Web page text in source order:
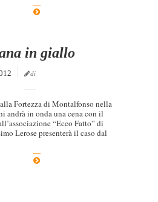
in giallo
di
Fortezza di Montalfonso nella
andrà in onda una cena con il
“Ecco Fatto” di
Lerose presenterà il caso dal